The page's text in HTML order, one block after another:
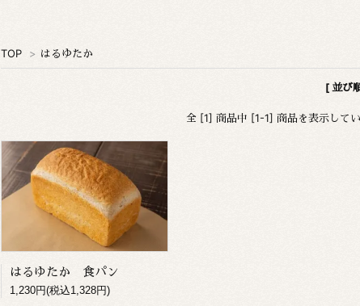
TOP > はるゆたか
[ 並び
全 [1] 商品中 [1-1] 商品を表示して
はるゆたか 食パン
1,230円(税込1,328円)